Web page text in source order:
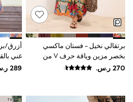
Polka Dots
THE SET
Knitwear
Loungewear
Nightwear & Pyjamas
Occasionwear
Pants & Leggings
Schoolwear
Shorts & Skirts
برتقالي نخيل - فستان ماكسي
بخصر مزين وياقة حرف V من
الجيرسي من Friends Like These
أزرق/
غني